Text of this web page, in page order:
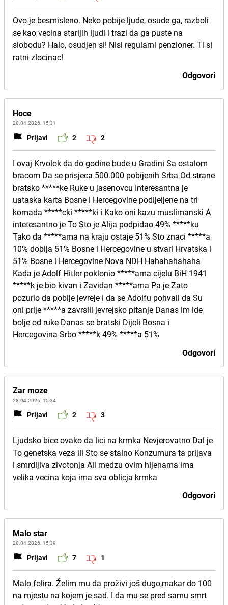
Ovo je besmisleno. Neko pobije ljude, osude ga, razboli
se kao vecina starijih ljudi i trazi da ga puste na
slobodu? Halo, osudjen si! Nisi regularni penzioner. Ti si
ratni zlocinac!
Odgovori
Hoce
28.04.2026. 15:31
Prijavi 2 2
I ovaj Krvolok da do godine bude u Gradini Sa ostalom
bracom Da se prisjeca 500.000 pobijenih Srba Od strane
bratsko *****ke Ruke u jasenovcu Interesantna je
uataska karta Bosne i Hercegovine podijeljene na tri
komada *****cki *****ki i Kako oni kazu muslimanski A
intetesantno je To Sto je Alija podpidao 49% *****ku
Tako da *****ama na kraju ostaje 51% Sto znaci *****a
10% dobija 51% Bosne i Hercegovine u stvari Hrvatska i
51% Bosne i Hercegovine Nova NDH Hahahahahaha
Kada je Adolf Hitler poklonio *****ama cijelu BiH 1941
*****k je bio kivan i Zavidan *****ama Pa je Zato
pozurio da pobije jevreje i da se Adolfu pohvali da Su
oni prije *****a zavrsili jevrejsko pitanje Danas im ide
bolje od ruke Danas se bratski Dijeli Bosna i
Hercegovina Srbo *****k 49% *****a 51%
Odgovori
Zar moze
28.04.2026. 15:34
Prijavi 2 3
Ljudsko bice ovako da lici na krmka Nevjerovatno Dal je
To genetska veza ili Sto se stalno Konzumura ta prljava
i smrdljiva zivotonja Ali medzu ovim hijenama ima
velika vecina koja ima sva oblicja krmka
Odgovori
Malo star
28.04.2026. 15:39
Prijavi 7 1
Malo folira. Želim mu da proživi još dugo,makar do 100
na mjestu na kojem je sad. I da mu se pred samu smrt